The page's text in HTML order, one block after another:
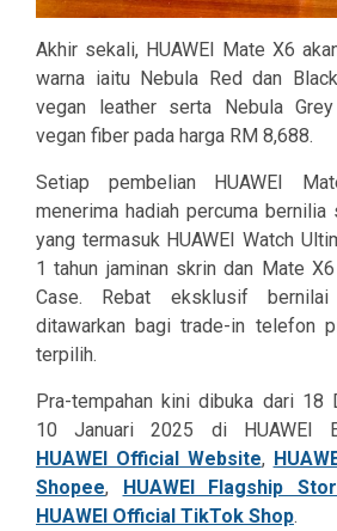
Akhir sekali, HUAWEI Mate X6
warna iaitu Nebula Red dan
vegan leather serta Nebula
vegan fiber pada harga RM 8,688.
Setiap pembelian HUAWEI
menerima hadiah percuma bernilia
yang termasuk HUAWEI Watch
1 tahun jaminan skrin dan Mate
Case. Rebat eksklusif
ditawarkan bagi trade-in telefon
terpilih.
Pra-tempahan kini dibuka dari 18
10 Januari 2025 di HUAWEI
HUAWEI Official Website,
Shopee, HUAWEI Flagship
HUAWEI Official TikTok Shop.